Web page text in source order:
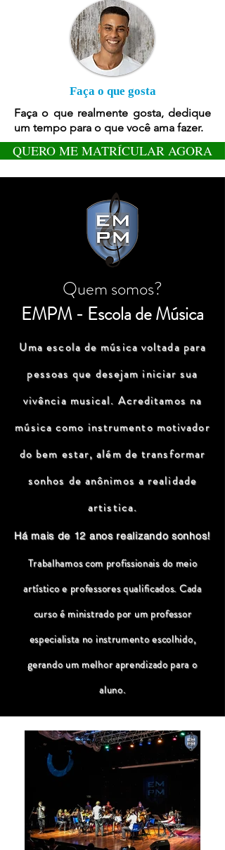
Faça o que gosta
Faça o que realmente gosta, dedique
um tempo para o que você ama fazer.
QUERO ME MATRÍCULAR AGORA
Quem somos?
EMPM - Escola de Música
Uma escola de música voltada para
pessoas que desejam iniciar sua
vivência musical. Acreditamos na
música como instrumento motivador
do bem estar, além de transformar
sonhos de anônimos a realidade
artistica.
Há mais de 12 anos realizando sonhos!
Trabalhamos com profissionais do meio
artístico e professores qualificados. Cada
curso é ministrado por um professor
especialista no instrumento escolhido,
gerando um melhor aprendizado para o
aluno.